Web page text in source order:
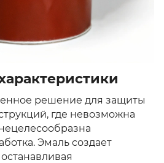
решение для защиты
где невозможна
Эмаль создает